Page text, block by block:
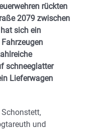
rückten
2079 zwischen
sich ein
schneeglatter
Lieferwagen
und